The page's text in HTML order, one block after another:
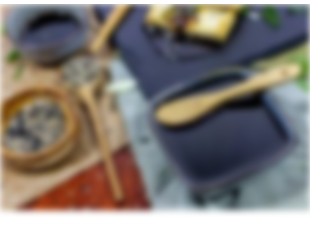
for the
Hearts
Kitchen |
die
Küche
mit Herz
von
Christian
Schäfer.